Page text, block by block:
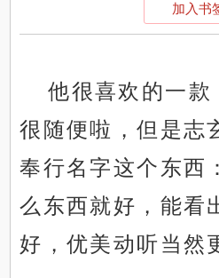
加入书
他很喜欢的一款
很随便啦，但是志
奉行名字这个东西
么东西就好，能看
好，优美动听当然